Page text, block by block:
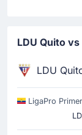
LDU Quito
LDU
LigaPro